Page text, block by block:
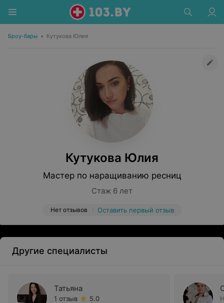
Броу-бары • Кутукова Юлия
Кутукова Юлия
Мастер по наращиванию ресниц
Стаж 6 лет
Нет отзывов Оставить первый отзыв
Другие специалисты
Татьяна
1 отзыв 5.0